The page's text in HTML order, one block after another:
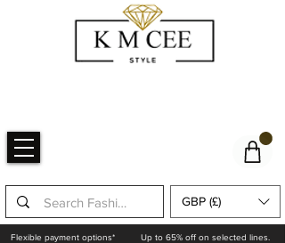
GBP (£)
Flexible payment options* Up to 65% off on selected lines.